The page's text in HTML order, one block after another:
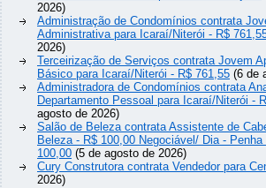
2026)
Administração de Condomínios contrata
Administrativa para Icaraí/Niterói - R$
2026)
Terceirização de Serviços contrata Jovem
Básico para Icaraí/Niterói - R$ 761,55 (6 de
Administradora de Condomínios contrata
Departamento Pessoal para Icaraí/Niterói -
agosto de 2026)
Salão de Beleza contrata Assistente de
Beleza - R$ 100,00 Negociável/ Dia -
100,00 (5 de agosto de 2026)
Cury Construtora contrata Vendedor para
2026)